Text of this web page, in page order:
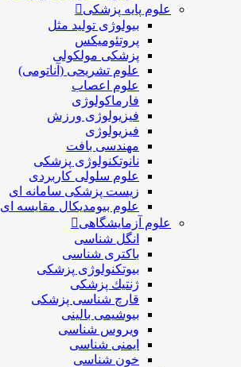
علوم پایه پزشکی
بیولوژی تولید مثل
پروتئومیکس
پزشکی مولکولی
علوم تشریحی (آناتومی)
علوم اعصاب
فارماکولوژی
فیزیولوژی ورزش
فیزیولوژی
مهندسی بافت
نانوتکنولوژی پزشکی
علوم سلولی کاربردی
زیست پزشکی سامانه ای
علوم بیومدیکال مقایسه ای
علوم آزمایشگاهی
انگل شناسی
باکتری شناسی
بیوتکنولوژی پزشکی
ژنتيك پزشکی
قارچ شناسی پزشكی
بیوشیمی بالینی
ویروس شناسی
ایمنی شناسی
خون شناسی